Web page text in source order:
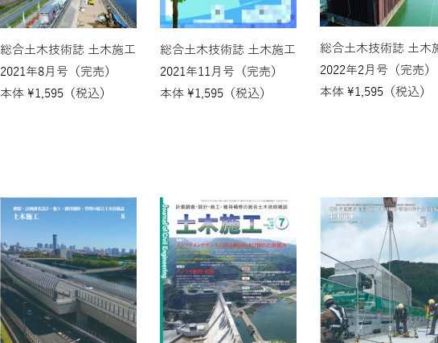
総合土木技術誌 土木施工
2021年8月号（完売）
本体 ¥1,595 （税込）
総合土木技術誌 土木施工
2021年11月号（完売）
本体 ¥1,595 （税込）
総合土木技術誌 土木
2022年2月号（完売）
本体 ¥1,595 （税込）